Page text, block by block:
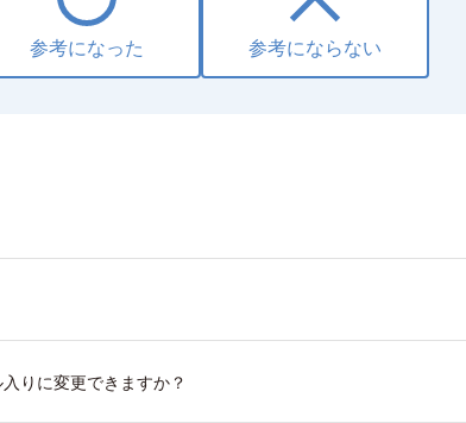
参考になった 参考にならない
りに変更できますか？